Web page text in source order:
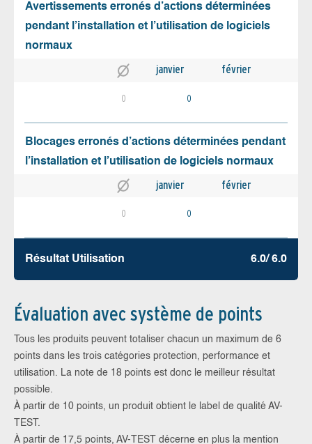
Avertissements erronés d’actions déterminées
pendant l’installation et l’utilisation de logiciels
normaux
janvier février
0 0
Blocages erronés d’actions déterminées pendant
l’installation et l’utilisation de logiciels normaux
janvier février
0 0
Résultat Utilisation 6.0/ 6.0
Évaluation avec système de points
Tous les produits peuvent totaliser chacun un maximum de 6
points dans les trois catégories protection, performance et
utilisation. La note de 18 points est donc le meilleur résultat
possible.
À partir de 10 points, un produit obtient le label de qualité AV-
TEST.
À partir de 17,5 points, AV-TEST décerne en plus la mention